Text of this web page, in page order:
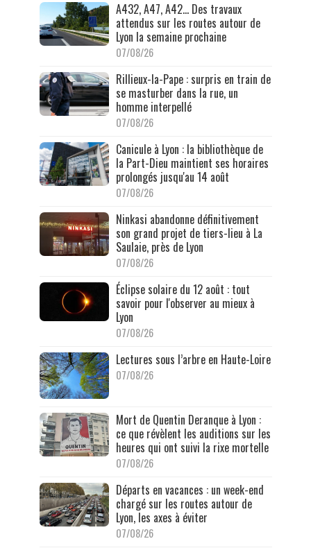
A432, A47, A42… Des travaux
attendus sur les routes autour de
Lyon la semaine prochaine
07/08/26
Rillieux-la-Pape : surpris en train de
se masturber dans la rue, un
homme interpellé
07/08/26
Canicule à Lyon : la bibliothèque de
la Part-Dieu maintient ses horaires
prolongés jusqu'au 14 août
07/08/26
Ninkasi abandonne définitivement
son grand projet de tiers-lieu à La
Saulaie, près de Lyon
07/08/26
Éclipse solaire du 12 août : tout
savoir pour l'observer au mieux à
Lyon
07/08/26
Lectures sous l’arbre en Haute-Loire
07/08/26
Mort de Quentin Deranque à Lyon :
ce que révèlent les auditions sur les
heures qui ont suivi la rixe mortelle
07/08/26
Départs en vacances : un week-end
chargé sur les routes autour de
Lyon, les axes à éviter
07/08/26